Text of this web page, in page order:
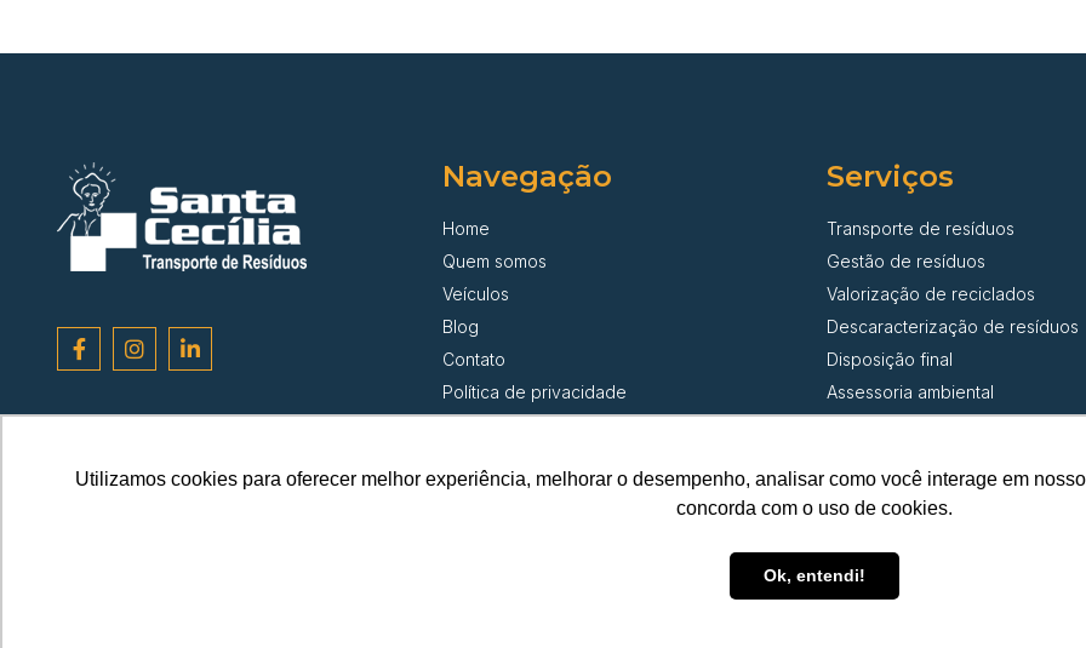
Utilizamos cookies para oferecer melhor experiência, melhorar o desempenho, analisar como você interage em
concorda com o uso de cookies.
Ok, entendi!
Navegação
Home
Quem somos
Veículos
Blog
Contato
Política de privacidade
Serviços
Transporte de resíduos
Gestão de resíduos
Valorização de reciclados
Descaracterização de resíduos
Disposição final
Assessoria ambiental
© Santa Cecília Transporte de Resíduos | Todos os direitos reservados
CNPJ 42.382.879/0001-23 | DEPOSITO DE PAPEL SANTA CECILIA LTDA